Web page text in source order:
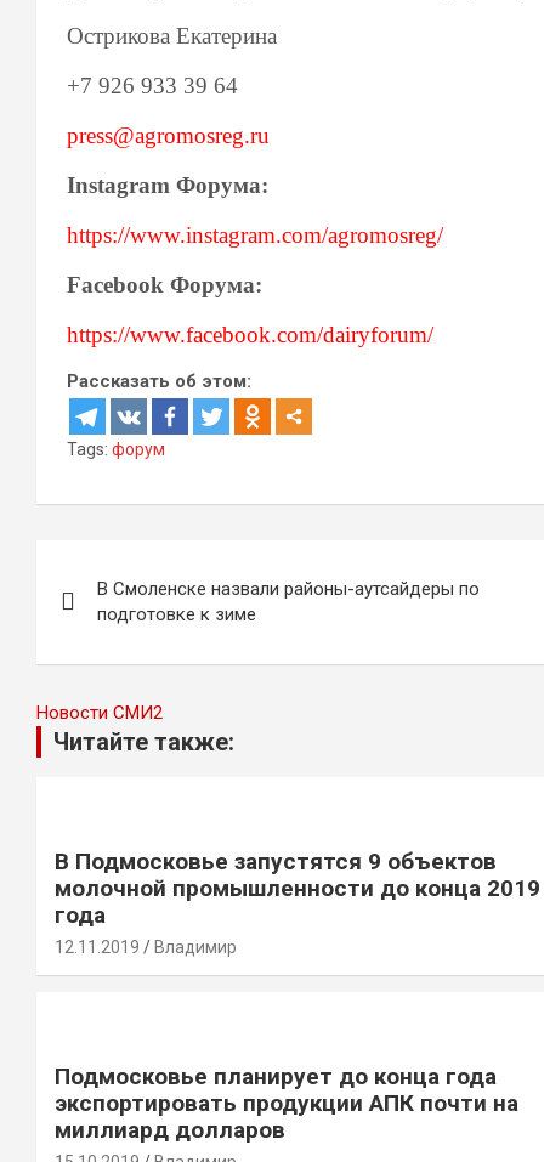
Острикова Екатерина
+7 926 933 39 64
press@agromosreg.ru
Instagram Форума:
https://www.instagram.com/agromosreg/
Facebook Форума:
https://www.facebook.com/dairyforum/
Рассказать об этом:
Tags: форум
по
записям
В Смоленске назвали районы-аутсайдеры по
подготовке к зиме
Новости СМИ2
Читайте также:
В Подмосковье запустятся 9 объектов
молочной промышленности до конца 2019
года
12.11.2019 Владимир
Подмосковье планирует до конца года
экспортировать продукции АПК почти на
миллиард долларов